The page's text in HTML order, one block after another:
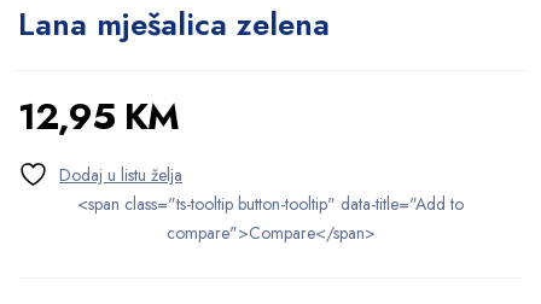
Lana mješalica zelena
12,95 KM
<span class="ts-tooltip button-tooltip" data-title="Add to
compare">Compare</span>